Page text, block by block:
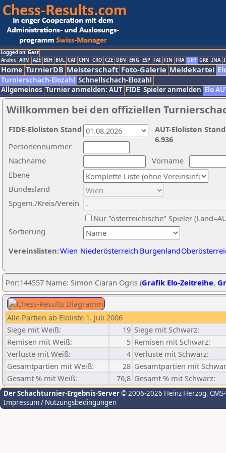
Logged on: Gast
Arabic ARM AZE BIH BUL CAT CHN CRO CZE DEN ENG ESP FAI FIN FRA GER GRE INA
Home TurnierDB Meisterschaft Foto-Galerie Meldekartei
Turnierschach-Elozahl Schnellschach-Elozahl
Allgemeines Turnier anmelden: AUT FIDE Spieler anmelden Elo
Willkommen bei den offiziellen
Nachname
Vorname
Ebene
Sortierung
Personennummer
Bundesland
Spgem./Kreis/Verein
Nur "österreichische" Spieler
Vereinslisten:Wien Niederösterreich Burgenland
AUT-Elolisten
6.936
FIDE-Elolisten Stand
Pnr:144557 Name: Simon Ciaran Ogris (Grafik Elo-Zeitreihe,
Alle Partien ab Eloliste 1. Juli 2006
Siege mit Weiß:
19 Siege mit Schwarz:
Remisen mit Weiß:
5 Remisen mit Schwarz:
Verluste mit Weiß:
4 Verluste mit Schwarz:
Gesamtpartien mit Weiß:
28 Gesamtpartien mit
Gesamt % mit Weiß:
76,8 Gesamt % mit Schwarz:
Der Schachturnier-Ergebnis-Server© 2006-2026 Heinz Herzog,
Impressum / Nutzungsbedingungen